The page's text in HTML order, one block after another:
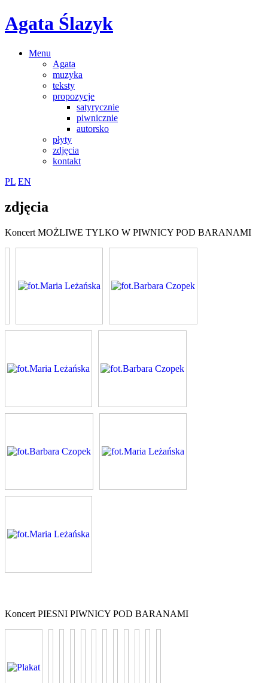
Agata Ślazyk
Menu
Agata
muzyka
teksty
propozycje
satyrycznie
piwnicznie
autorsko
płyty
zdjęcia
kontakt
PL EN
zdjęcia
Koncert MOŻLIWE TYLKO W PIWNICY POD BARANAMI
Koncert PIESNI PIWNICY POD BARANAMI